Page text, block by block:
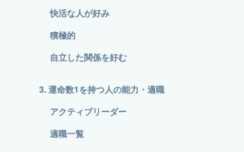
快活な人が好み
積極的
自立した関係を好む
3. 運命数1を持つ人の能力・適職
アクティブリーダー
適職一覧